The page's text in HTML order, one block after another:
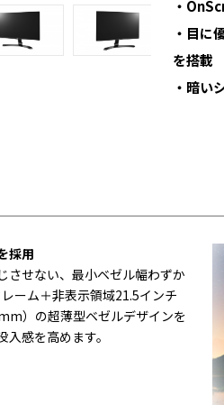
・
・目に
を搭載
・暗い
採用
させない、最小ベゼル幅わずか
ーム＋非表示領域21.5インチ
）の超薄型ベゼルデザインを
感を高めます。